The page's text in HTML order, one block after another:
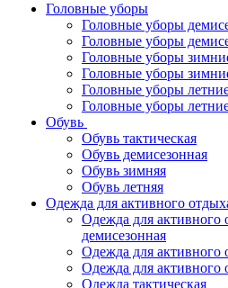
Головные уборы
Головные уборы
Головные уборы
Головные уборы
Головные уборы
Головные уборы
Головные уборы
Обувь
Обувь тактическая
Обувь демисезонная
Обувь зимняя
Обувь летняя
Одежда для активного
Одежда для активного
демисезонная
Одежда для активного
Одежда для активного
Одежда тактическая